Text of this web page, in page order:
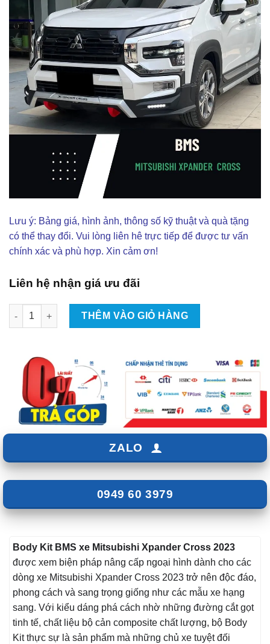
Lưu ý: Bảng giá, hình ảnh, thông số kỹ thuật và quà tặng
có thể thay đổi. Vui lòng liên hê trực tiếp để được tư vấn
chính xác và phù hợp. Xin cảm ơn!
Liên hệ nhận giá ưu đãi
Độ Body Kit BMS Cho Mitsubishi Xpander Cross 2023 Tại
THÊM VÀO GIỎ HÀNG
ZALO
0949 60 3979
Body Kit BMS xe Mitsubishi Xpander Cross 2023
được xem biện pháp nâng cấp ngoại hình dành cho các
dòng xe Mitsubishi Xpander Cross 2023 trở nên độc đáo,
phong cách và sang trọng giống như các mẫu xe hạng
sang. Với kiểu dáng phá cách nhờ những đường cắt gọt
tinh tế, chất liệu bộ cản composite chất lượng, bộ Body
Kit thực sự là sản phẩm mà những chủ xe tuyệt đối